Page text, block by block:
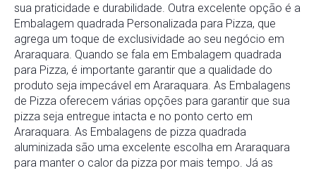
sua praticidade e durabilidade. Outra excelente opção é a
Embalagem quadrada Personalizada para Pizza, que
agrega um toque de exclusividade ao seu negócio em
Araraquara. Quando se fala em Embalagem quadrada
para Pizza, é importante garantir que a qualidade do
produto seja impecável em Araraquara. As Embalagens
de Pizza oferecem várias opções para garantir que sua
pizza seja entregue intacta e no ponto certo em
Araraquara. As Embalagens de pizza quadrada
aluminizada são uma excelente escolha em Araraquara
para manter o calor da pizza por mais tempo. Já as